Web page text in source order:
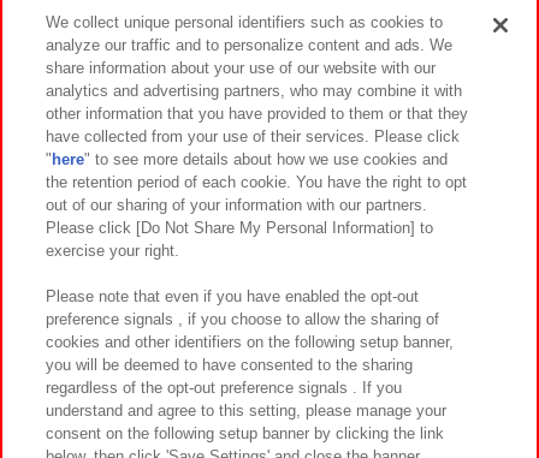
イベント・キャンペーン
関連会社 サステナビリティ サイトポリシー
プライバシーポリシー ウェブアクセシビリティ方針と検証結果
お取引先さまとともに
カスタマーハラスメント対応方針 よくあるご質問・お問い合わせ
We collect unique personal identifiers such as cookies to
analyze our traffic and to personalize content and ads. We
share information about your use of our website with our
analytics and advertising partners, who may combine it with
other information that you have provided to them or that they
have collected from your use of their services. Please click
" here" to see more details about how we use cookies and
the retention period of each cookie. You have the right to opt
out of our sharing of your information with our partners.
Please click [Do Not Share My Personal Information] to
exercise your right.
Please note that even if you have enabled the opt-out
preference signals , if you choose to allow the sharing of
cookies and other identifiers on the following setup banner,
you will be deemed to have consented to the sharing
regardless of the opt-out preference signals . If you
understand and agree to this setting, please manage your
consent on the following setup banner by clicking the link